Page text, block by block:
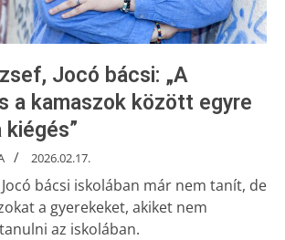
Jocó bácsi: „A
a kamaszok között egyre
kiégés”
2026.02.17.
bácsi iskolában már nem tanít, de
a gyerekeket, akiket nem
az iskolában.